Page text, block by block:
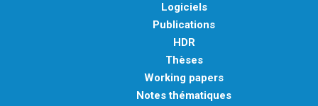
Logiciels
Publications
HDR
Thèses
Working papers
Notes thématiques